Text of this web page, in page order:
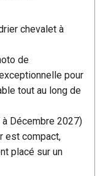
chevalet à
de
pour
tout au long de
Décembre 2027)
est compact,
placé sur un